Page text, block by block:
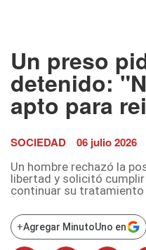
Un preso
detenido:
apto para
SOCIEDAD 06 julio 2026
Un hombre rechazó la
libertad y solicitó
continuar su
+Agregar MinutoUno en